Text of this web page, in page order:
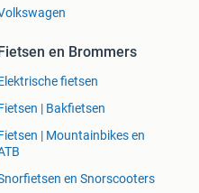
voor een betaalbare en
ons in de professionele
Fietsen en Brommers
fietsen
| Bakfietsen
| Mountainbikes en
en Snorscooters